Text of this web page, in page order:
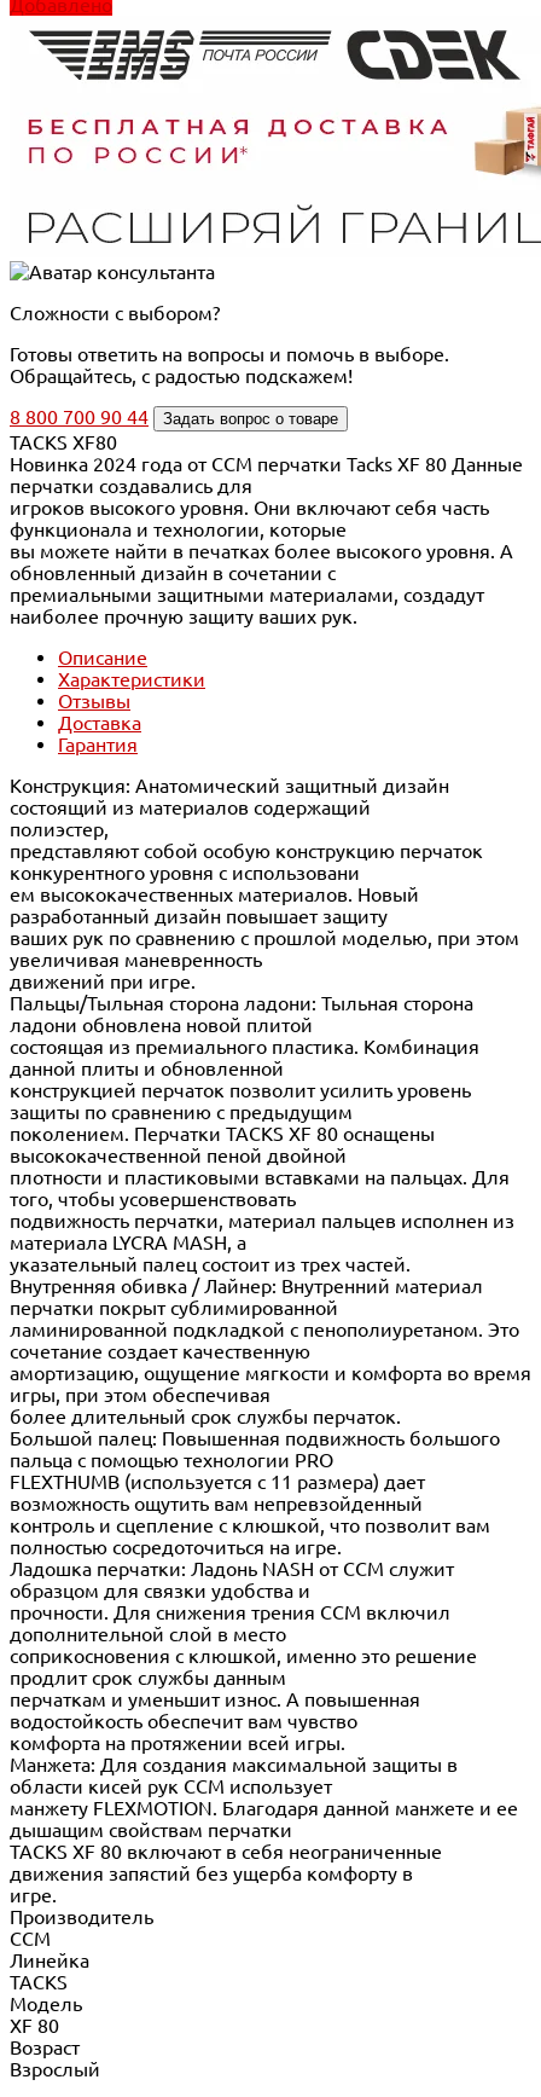
Добавлено
Сложности с выбором?
Готовы ответить на вопросы и помочь в выборе.
Обращайтесь, с радостью подскажем!
8 800 700 90 44
Задать вопрос о товаре
TACKS XF80
Новинка 2024 года от CCM перчатки Tacks XF 80 Данные
перчатки создавались для
игроков высокого уровня. Они включают себя часть
функционала и технологии, которые
вы можете найти в печатках более высокого уровня. А
обновленный дизайн в сочетании с
премиальными защитными материалами, создадут
наиболее прочную защиту ваших рук.
Описание
Характеристики
Отзывы
Доставка
Гарантия
Конструкция: Анатомический защитный дизайн
состоящий из материалов содержащий
полиэстер,
представляют собой особую конструкцию перчаток
конкурентного уровня с использовани
ем высококачественных материалов. Новый
разработанный дизайн повышает защиту
ваших рук по сравнению с прошлой моделью, при этом
увеличивая маневренность
движений при игре.
Пальцы/Тыльная сторона ладони: Тыльная сторона
ладони обновлена новой плитой
состоящая из премиального пластика. Комбинация
данной плиты и обновленной
конструкцией перчаток позволит усилить уровень
защиты по сравнению с предыдущим
поколением. Перчатки TACKS XF 80 оснащены
высококачественной пеной двойной
плотности и пластиковыми вставками на пальцах. Для
того, чтобы усовершенствовать
подвижность перчатки, материал пальцев исполнен из
материала LYCRA MASH, а
указательный палец состоит из трех частей.
Внутренняя обивка / Лайнер: Внутренний материал
перчатки покрыт сублимированной
ламинированной подкладкой с пенополиуретаном. Это
сочетание создает качественную
амортизацию, ощущение мягкости и комфорта во время
игры, при этом обеспечивая
более длительный срок службы перчаток.
Большой палец: Повышенная подвижность большого
пальца с помощью технологии PRO
FLEXTHUMB (используется с 11 размера) дает
возможность ощутить вам непревзойденный
контроль и сцепление с клюшкой, что позволит вам
полностью сосредоточиться на игре.
Ладошка перчатки: Ладонь NASH от CCM служит
образцом для связки удобства и
прочности. Для снижения трения CCM включил
дополнительной слой в место
соприкосновения с клюшкой, именно это решение
продлит срок службы данным
перчаткам и уменьшит износ. А повышенная
водостойкость обеспечит вам чувство
комфорта на протяжении всей игры.
Манжета: Для создания максимальной защиты в
области кисей рук CCM использует
манжету FLEXMOTION. Благодаря данной манжете и ее
дышащим свойствам перчатки
TACKS XF 80 включают в себя неограниченные
движения запястий без ущерба комфорту в
игре.
Производитель
CCM
Линейка
TACKS
Модель
XF 80
Возраст
Взрослый